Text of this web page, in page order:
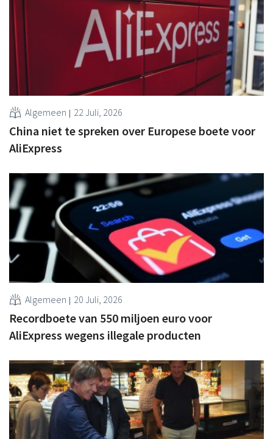
Algemeen 22 Juli, 2026
China niet te spreken over Europese boete voor
AliExpress
Algemeen 20 Juli, 2026
Recordboete van 550 miljoen euro voor
AliExpress wegens illegale producten